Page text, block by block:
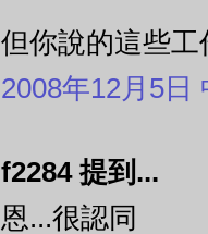
但你說的這些
2008年12月5日
f2284 提到...
恩...很認同